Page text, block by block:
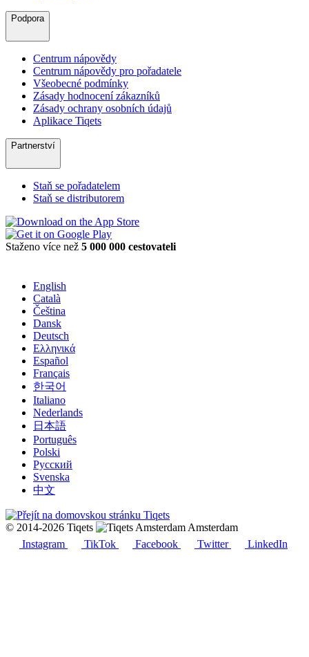
Podpora
Centrum nápovědy
Centrum nápovědy pro pořadatele
Všeobecné podmínky
Zásady hodnocení zákazníků
Zásady ochrany osobních údajů
Aplikace Tiqets
Partnerství
Staň se pořadatelem
Staň se distributorem
Staženo více než 5 000 000 cestovateli
English
Català
Čeština
Dansk
Deutsch
Ελληνικά
Español
Français
한국어
Italiano
Nederlands
日本語
Português
Polski
Русский
Svenska
中文
© 2014-2026 Tiqets
Amsterdam
Instagram
TikTok Facebook Twitter LinkedIn